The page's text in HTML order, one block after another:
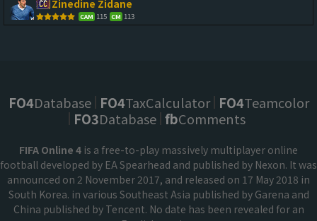
Zinedine Zidane
CAM 115 CM 113
FO4Database FO4TaxCalculator FO4Teamcolor
FO3Database fbComments
FIFA Online 4 is a free-to-play massively multiplayer online
football developed by EA Spearhead and published by Nexon. It was
announced on 2 November 2017, and released on 17 May 2018 in
South Korea. in various Southeast Asia published by Garena and
China published by Tencent. No date has been revealed for an